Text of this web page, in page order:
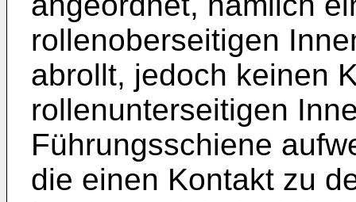
rollenoberseitigen
abrollt, jedoch keinen
rollenunterseitigen
Führungsschiene
die einen Kontakt zu